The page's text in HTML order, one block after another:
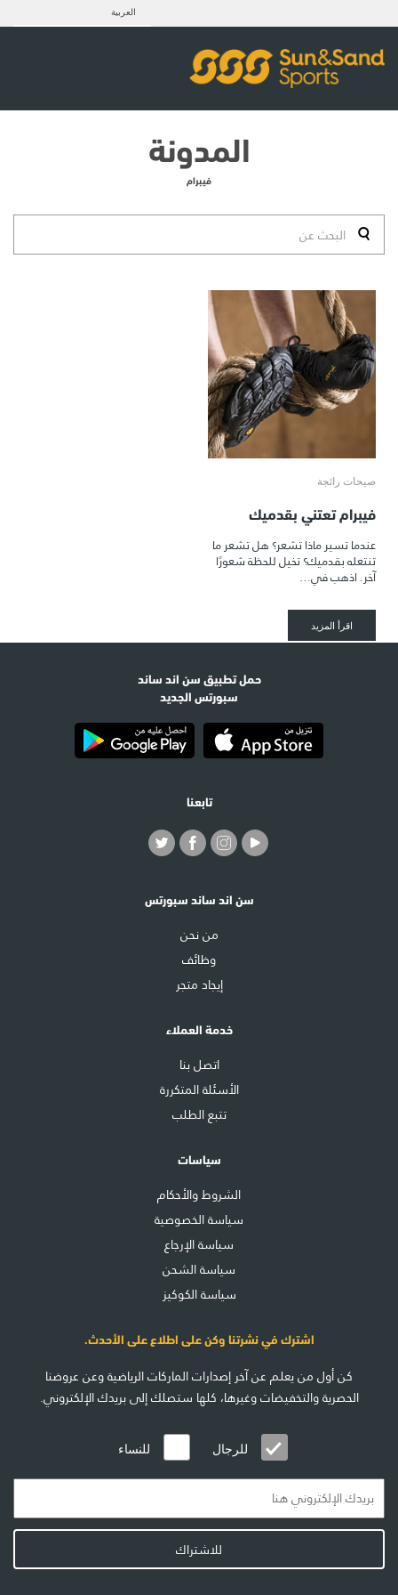
العربية
المدونة
فيبرام
صيحات رائجة
فيبرام تعتني بقدميك
عندما تسير ماذا تشعر؟ هل تشعر ما
تنتعله بقدميك؟ تخيل للحظة شعورًا
آخر. اذهب في…
اقرأ المزيد
حمل تطبيق سن اند ساند
سبورتس الجديد
تابعنا
سن اند ساند سبورتس
من نحن
وظائف
إيجاد متجر
خدمة العملاء
اتصل بنا
الأسئلة المتكررة
تتبع الطلب
سياسات
الشروط والأحكام
سياسة الخصوصية
سياسة الإرجاع
سياسة الشحن
سياسة الكوكيز
اشترك في نشرتنا وكن على اطلاع على الأحدث.
كن أول من يعلم عن آخر إصدارات الماركات الرياضية وعن عروضنا
الحصرية والتخفيضات وغيرها، كلها ستصلك إلى بريدك الإلكتروني.
للرجال للنساء
للاشتراك